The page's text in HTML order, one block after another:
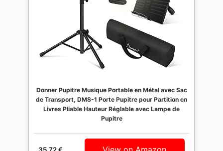
Donner Pupitre Musique Portable en Métal avec Sac
de Transport, DMS-1 Porte Pupitre pour Partition en
Livres Pliable Hauteur Réglable avec Lampe de
Pupitre
35,72 €